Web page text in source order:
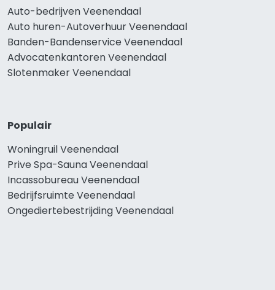
Auto-bedrijven Veenendaal
Auto huren-Autoverhuur Veenendaal
Banden-Bandenservice Veenendaal
Advocatenkantoren Veenendaal
Slotenmaker Veenendaal
Populair
Woningruil Veenendaal
Prive Spa-Sauna Veenendaal
Incassobureau Veenendaal
Bedrijfsruimte Veenendaal
Ongediertebestrijding Veenendaal